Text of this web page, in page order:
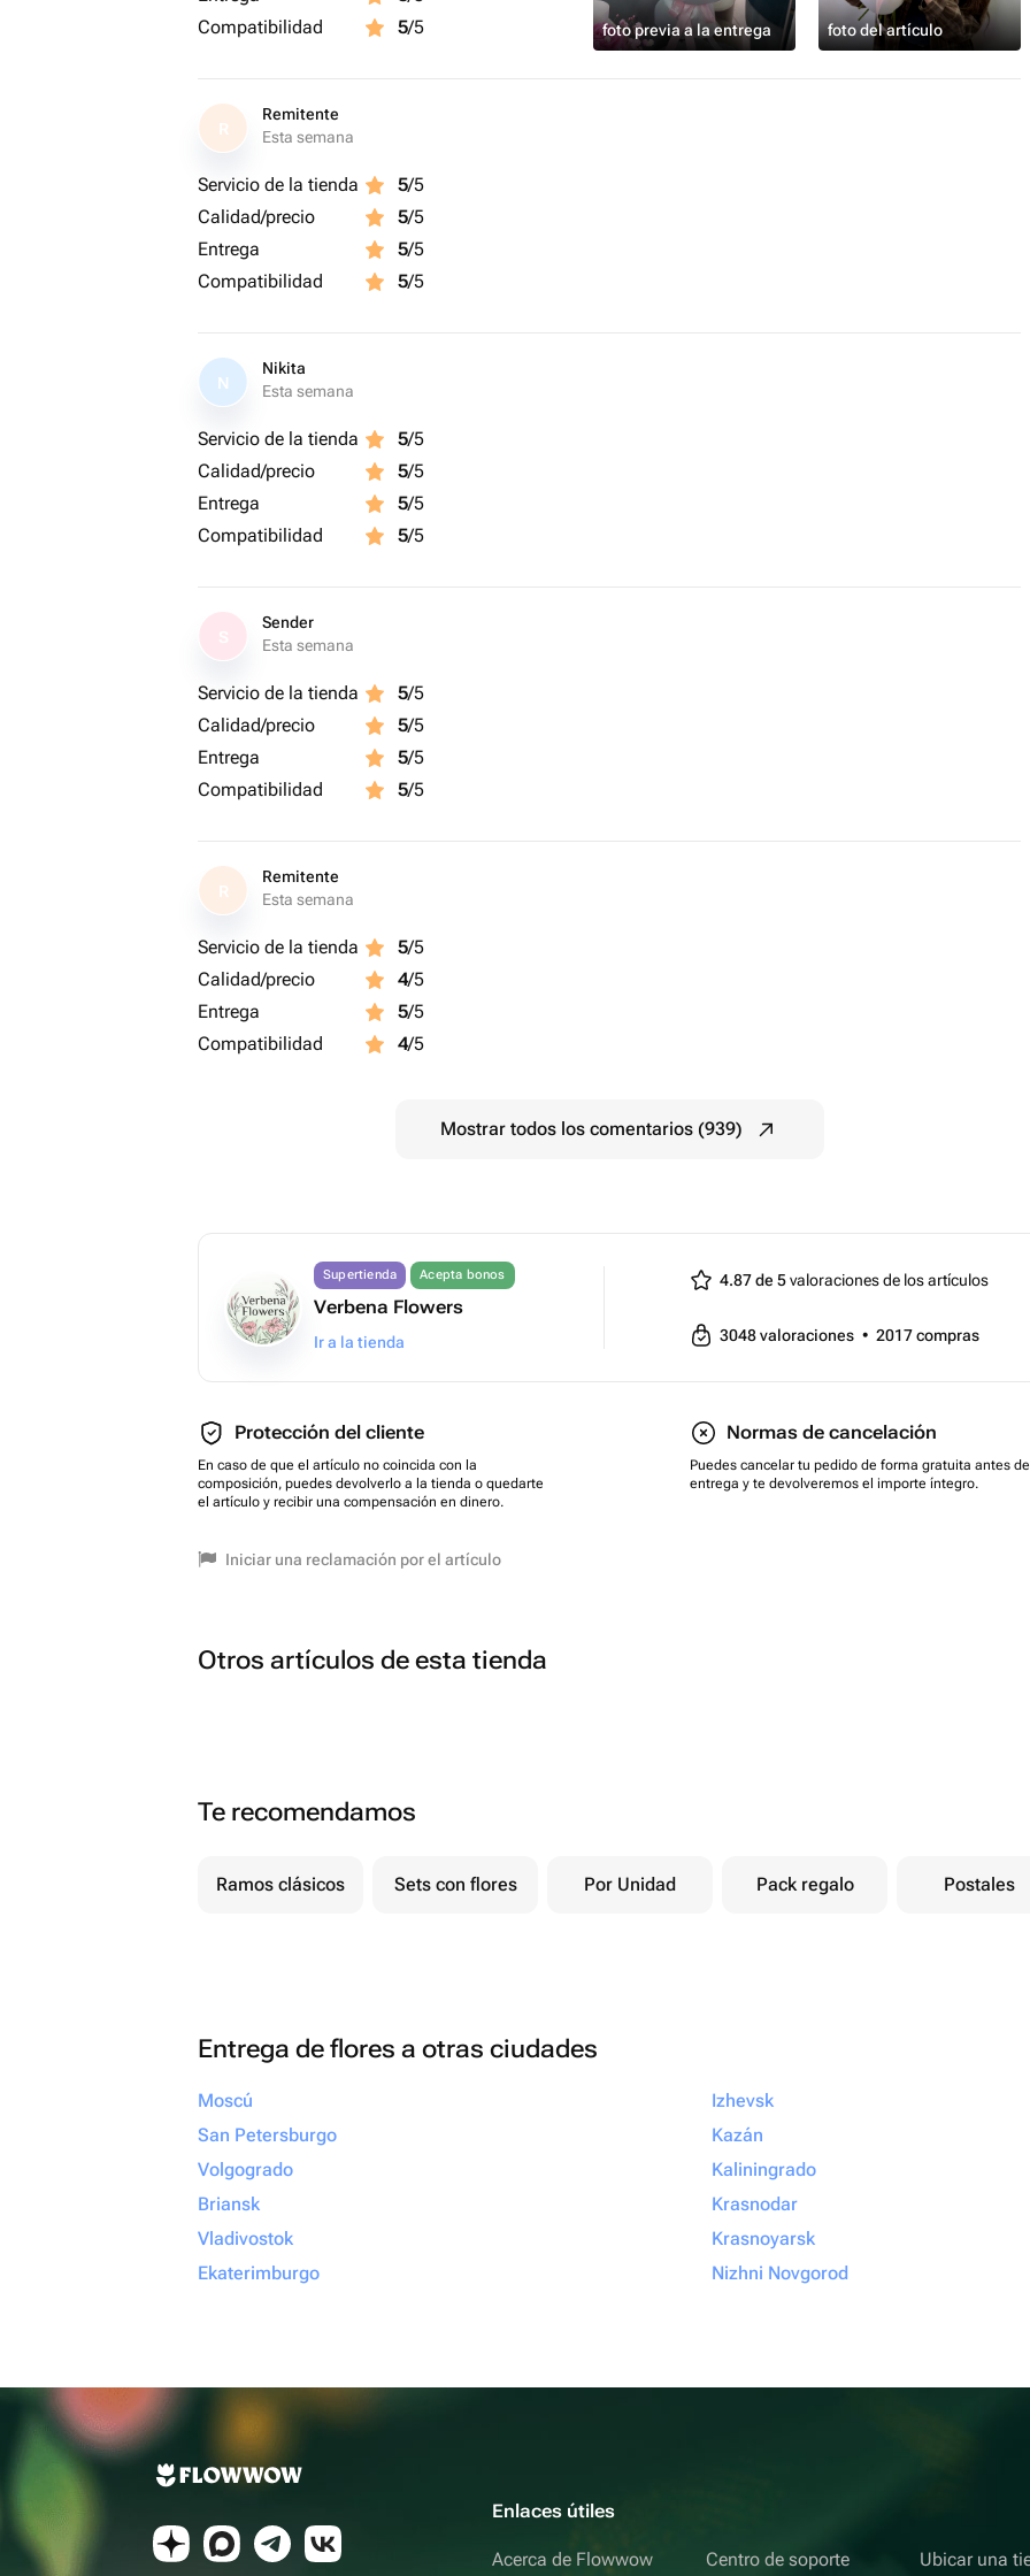
Compatibilidad
5/5 foto previa a la entrega foto del artículo
R
Remitente
Esta semana
Servicio de la tienda 5/5
Calidad/precio
5/5
Entrega
5/5
Compatibilidad
5/5
N
Nikita
Esta semana
Servicio de la tienda 5/5
Calidad/precio
5/5
Entrega
5/5
Compatibilidad
5/5
Sender
Esta semana
Servicio de la tienda 5/5
Calidad/precio
5/5
Entrega
5/5
Compatibilidad
5/5
R
Remitente
Esta semana
Servicio de la tienda 5/5
Calidad/precio
4/5
Entrega
5/5
Compatibilidad
4/5
Mostrar todos los comentarios (939)
Supertienda Acepta bonos
Verbena Flowers
Ir a la tienda
4.87 de 5valoraciones de los artículos
3048valoraciones • 2017compras
Protección del cliente
En caso de que el artículo no coincida con la
composición, puedes devolverlo a la tienda o quedarte
el artículo y recibir una compensación en dinero.
Normas de cancelación
Puedes cancelar tu pedido de forma gratuita antes
entrega y te devolveremos el importe íntegro.
Iniciar una reclamación por el artículo
Otros artículos de esta tienda
Te recomendamos
Ramos clásicos Sets con flores Por Unidad Pack regalo Postales
Entrega de flores a otras ciudades
Moscú
San Petersburgo
Volgogrado
Briansk
Vladivostok
Ekaterimburgo
Izhevsk
Kazán
Kaliningrado
Krasnodar
Krasnoyarsk
Nizhni Novgorod
Enlaces útiles
Acerca de Flowwow Centro de soporte Ubicar una